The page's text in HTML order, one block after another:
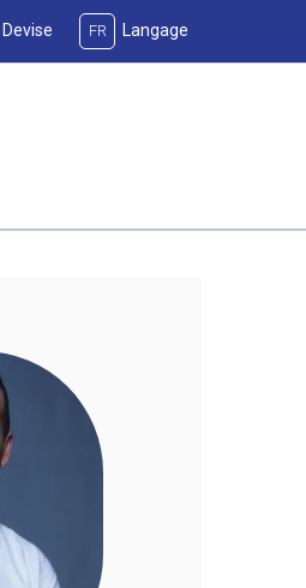
Devise FR Langage